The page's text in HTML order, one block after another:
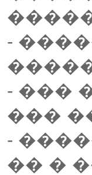
-
- ���
���
-
�� �